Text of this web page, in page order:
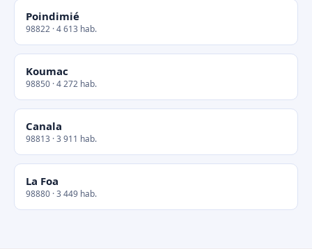
Poindimié
98822 · 4 613 hab.
Koumac
98850 · 4 272 hab.
Canala
98813 · 3 911 hab.
La Foa
98880 · 3 449 hab.